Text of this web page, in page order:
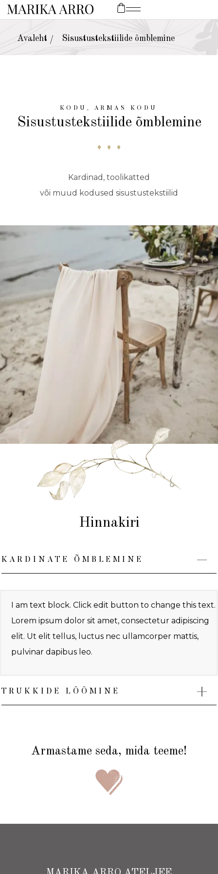
Avaleht / Sisustustekstiilide õmblemine
KODU, ARMAS KODU
Sisustustekstiilide õmblemine
♦ ♦ ♦
Kardinad, toolikatted
või muud kodused sisustustekstiilid
Hinnakiri
KARDINATE ÕMBLEMINE
I am text block. Click edit button to change this text.
Lorem ipsum dolor sit amet, consectetur adipiscing
elit. Ut elit tellus, luctus nec ullamcorper mattis,
pulvinar dapibus leo.
TRUKKIDE LÖÖMINE
Armastame seda, mida teeme!